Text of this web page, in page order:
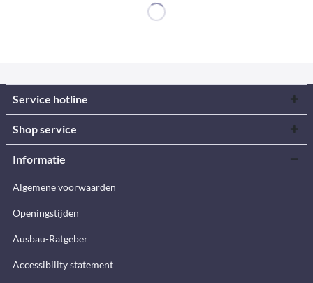
Service hotline
Shop service
Informatie
Algemene voorwaarden
Openingstijden
Ausbau-Ratgeber
Accessibility statement